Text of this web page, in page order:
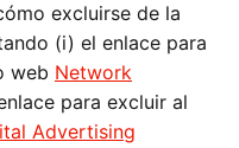
excluirse de la
(i) el enlace para
web Network
para excluir al
Advertising